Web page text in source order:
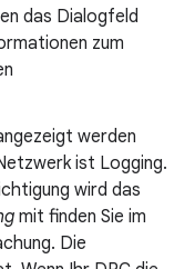
das Dialogfeld
zum
werden
ist Logging.
wird das
mit finden Sie im
Die